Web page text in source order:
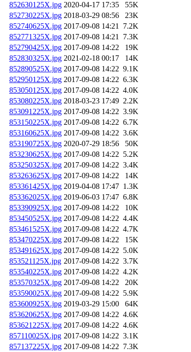
852630125X.jpg 2020-04-17 17:35
55K
852730225X.jpg 2018-03-29 08:56
23K
852740625X.jpg 2017-09-08 14:21 7.2K
852771325X.jpg 2017-09-08 14:21 7.3K
852790425X.jpg 2017-09-08 14:22
19K
852830325X.jpg 2021-02-18 00:17
14K
852890525X.jpg 2017-09-08 14:22 9.1K
852950125X.jpg 2017-09-08 14:22 6.3K
853050125X.jpg 2017-09-08 14:22 4.0K
853080225X.jpg 2018-03-23 17:49 2.2K
853091225X.jpg 2017-09-08 14:22 3.9K
853150225X.jpg 2017-09-08 14:22 6.7K
853160625X.jpg 2017-09-08 14:22 3.6K
853190725X.jpg 2020-07-29 18:56
50K
853230625X.jpg 2017-09-08 14:22 5.2K
853250325X.jpg 2017-09-08 14:22 3.4K
853263625X.jpg 2017-09-08 14:22
14K
853361425X.jpg 2019-04-08 17:47 1.3K
853362025X.jpg 2019-06-03 17:47 6.8K
853390925X.jpg 2017-09-08 14:22
10K
853450525X.jpg 2017-09-08 14:22 4.4K
853461525X.jpg 2017-09-08 14:22 4.7K
853470225X.jpg 2017-09-08 14:22
15K
853491625X.jpg 2017-09-08 14:22 5.0K
853521125X.jpg 2017-09-08 14:22 3.7K
853540225X.jpg 2017-09-08 14:22 4.2K
853570325X.jpg 2017-09-08 14:22
20K
853590025X.jpg 2017-09-08 14:22 5.9K
853600925X.jpg 2019-03-29 15:00
64K
853620625X.jpg 2017-09-08 14:22 4.6K
853621225X.jpg 2017-09-08 14:22 4.6K
857110025X.jpg 2017-09-08 14:22 3.1K
857137225X.jpg 2017-09-08 14:22 7.3K